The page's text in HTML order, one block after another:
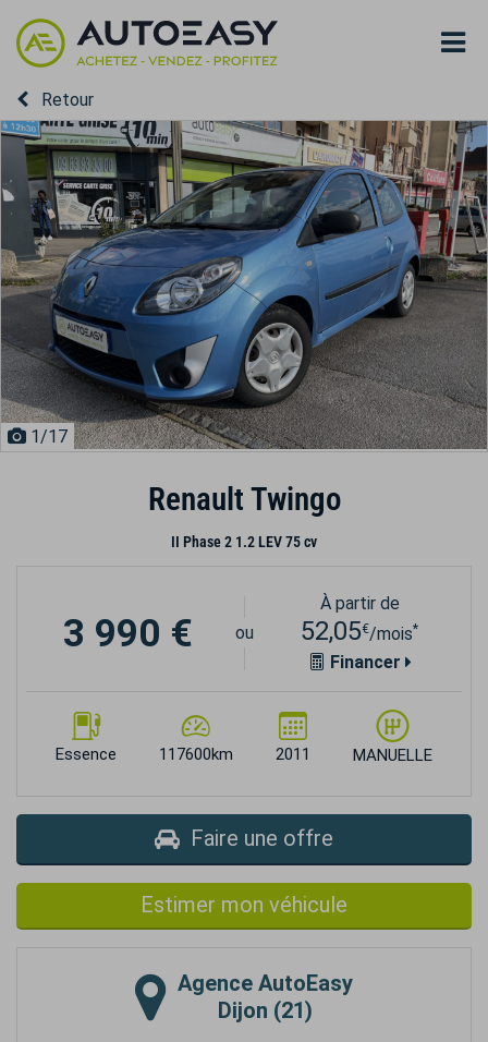
Retour
1/17
Renault Twingo
II Phase 2 1.2 LEV 75 cv
Essence 117600km 2011 MANUELLE
3 990 € ou
À partir de
52,05€/mois*
Financer
Faire une offre
Estimer mon véhicule
Agence AutoEasy
Dijon (21)